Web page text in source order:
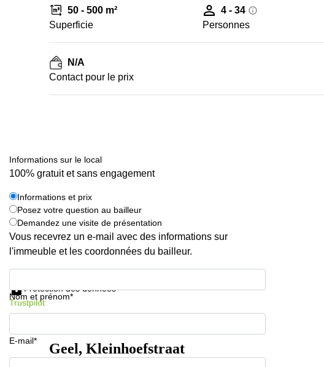
50 - 500 m²
Superficie
4 - 34
Personnes
N/A
Contact pour le prix
Informations sur le local
100% gratuit et sans engagement
Informations et prix
Posez votre question au bailleur
Demandez une visite de présentation
Vous recevrez un e-mail avec des informations sur
l'immeuble et les coordonnées du bailleur.
Nom et prénom*
E-mail*
Protection des données
Trustpilot
Geel, Kleinhoefstraat